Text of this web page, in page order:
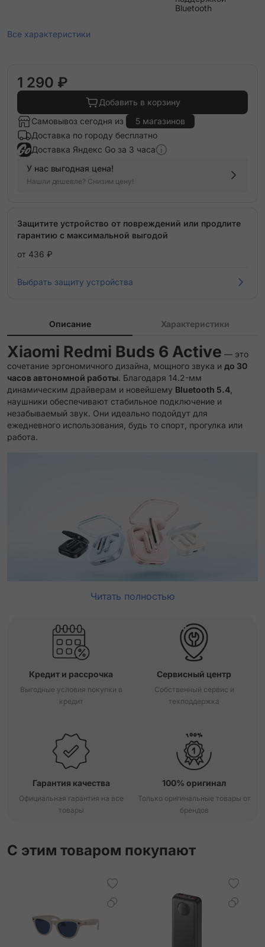
Bluetooth
Все характеристики
1 290 ₽
Добавить в корзину
Самовывоз сегодня из
5 магазинов
Доставка по городу бесплатно
Доставка Яндекс Go за 3 часа
У нас выгодная цена!
Нашли дешевле? Снизим цену!
Защитите устройство от повреждений или продлите
гарантию с максимальной выгодой
от 436 ₽
Выбрать защиту устройства
Описание Характеристики
Xiaomi Redmi Buds 6 Active — это
сочетание эргономичного дизайна, мощного звука и до 30
часов автономной работы. Благодаря 14.2-мм
динамическим драйверам и новейшему Bluetooth 5.4
наушники обеспечивают стабильное подключение и
незабываемый звук. Они идеально подойдут для
ежедневного использования, будь то спорт, прогулка или
работа.
Читать полностью
Кредит и рассрочка
Выгодные условия покупки в
кредит
Сервисный центр
Собственный сервис и
техподдержка
Гарантия качества
Официальная гарантия на все
товары
100% оригинал
Только оригинальные товары от
брендов
С этим товаром покупают